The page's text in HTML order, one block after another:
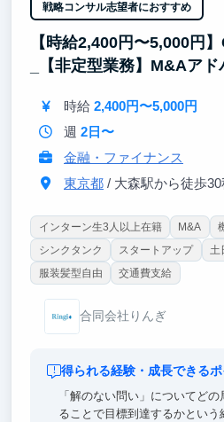
【自分の設計が、約1,500団体
つくった仕組みは、毎年の資
生団体の構造そのものを変えま
社会的インパクトを同時に体感
戦略コンサル志望者におすすめ
【時給2,400円〜5,000円
_【非定型業務】M&Aア
時給 2,400円〜5,000円
週 2日〜
金融・ファイナンス
東京都/ 大森駅から徒歩30
インターン生3人以上在籍 M&A
シンクタンク
スタートアップ 土
服装髪型自由
交通費支給
合同会社りんぎ
得られる経験・成長できるポ
「解のない問い」についてど
ることで目標到達するかという